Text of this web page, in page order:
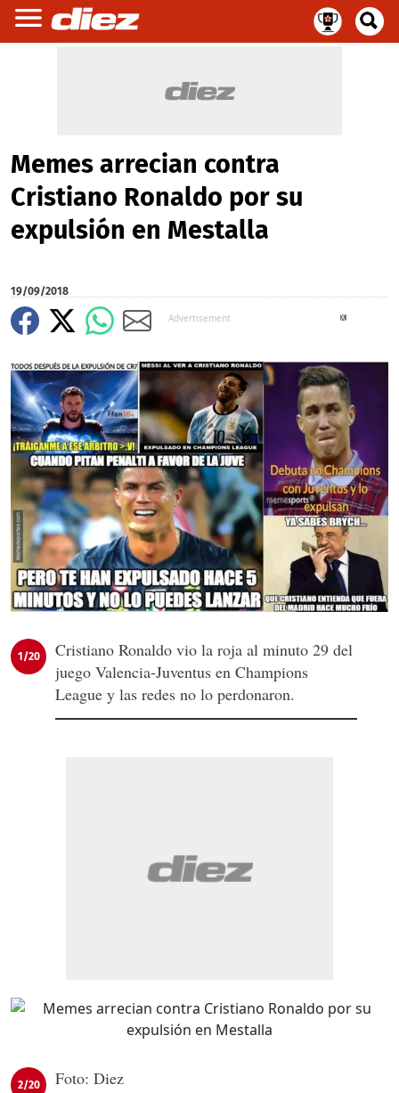
Memes arrecian contra
Cristiano Ronaldo por su
expulsión en Mestalla
19/09/2018
1/20
Cristiano Ronaldo vio la roja al minuto 29 del
juego Valencia-Juventus en Champions
League y las redes no lo perdonaron.
2/20 Foto: Diez
X